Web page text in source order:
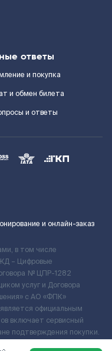
ответы
и покупка
и обмен билета
и ответы
и онлайн-заказ
в том числе
– Цифровые
№ ЦПР-1282
услуг и Договора
c АО «ФПК»
официальным
включает сервисный
подтверждения покупки.